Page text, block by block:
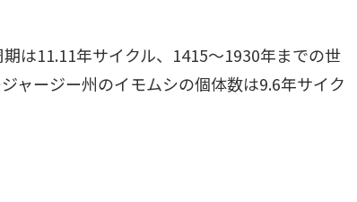
は11.11年サイクル、1415～1930年までの世
ャージー州のイモムシの個体数は9.6年サイク